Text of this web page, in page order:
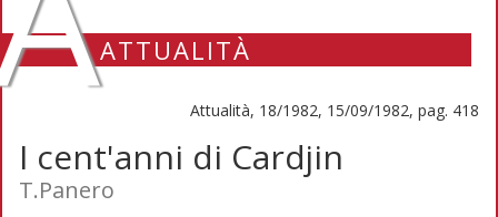
ATTUALITÀ
Attualità, 18/1982, 15/09/1982, pag. 418
I cent'anni di Cardjin
T.Panero